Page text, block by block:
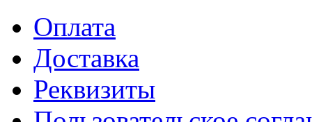
Оплата
Доставка
Реквизиты